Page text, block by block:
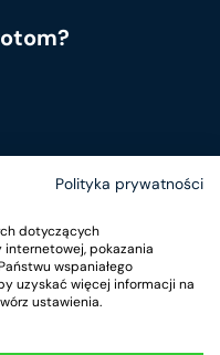
Polityka prywatności
dotyczących
pokazania
wspaniałego
uzyskać więcej informacji na
ustawienia.